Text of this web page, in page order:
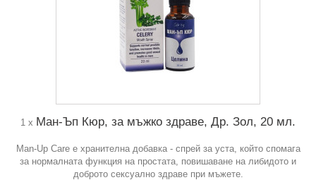
1 x Ман-Ъп Кюр, за мъжко здраве, Др. Зол, 20 мл.
Mаn-Up Care e хранителна добавка - спрей за уста, който спомага
за нормалната функция на простата, повишаване на либидото и
доброто сексуално здраве при мъжете.